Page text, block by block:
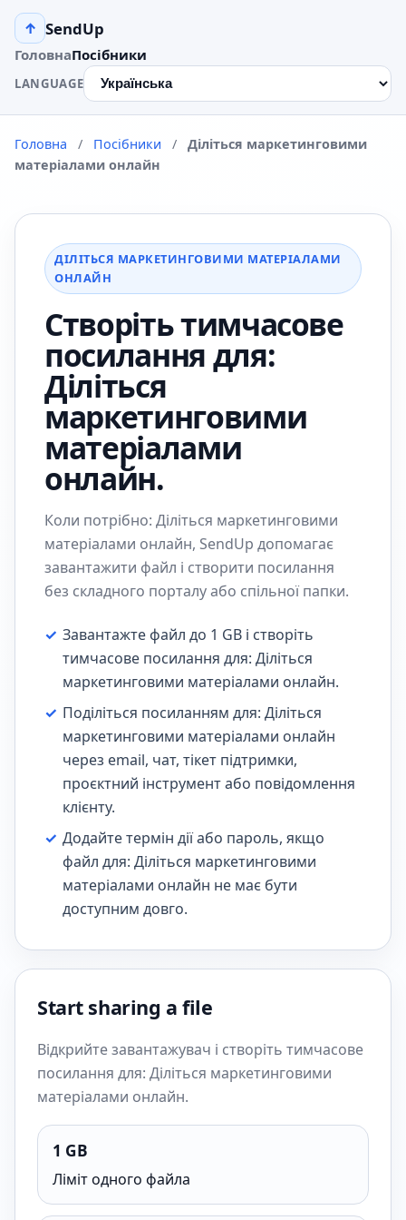
↑ SendUp
ГоловнаПосібники
LANGUAGE
Головна / Посібники /
Діліться маркетинговими
матеріалами онлайн
ДІЛІТЬСЯ МАРКЕТИНГОВИМИ МАТЕРІАЛАМИ
ОНЛАЙН
Створіть тимчасове
посилання для:
Діліться
маркетинговими
матеріалами
онлайн.
Коли потрібно: Діліться маркетинговими
матеріалами онлайн, SendUp допомагає
завантажити файл і створити посилання
без складного порталу або спільної папки.
✓ Завантажте файл до 1 GB і створіть
тимчасове посилання для: Діліться
маркетинговими матеріалами онлайн.
✓ Поділіться посиланням для: Діліться
маркетинговими матеріалами онлайн
через email, чат, тікет підтримки,
проєктний інструмент або повідомлення
клієнту.
✓ Додайте термін дії або пароль, якщо
файл для: Діліться маркетинговими
матеріалами онлайн не має бути
доступним довго.
Start sharing a file
Відкрийте завантажувач і створіть тимчасове
посилання для: Діліться маркетинговими
матеріалами онлайн.
1 GB
Ліміт одного файла